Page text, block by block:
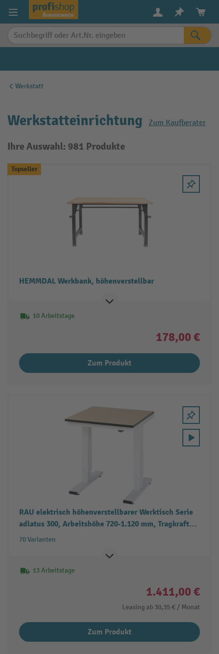
springen
Werkstatt
Werkstatteinrichtung Zum Kaufberater
Ihre Auswahl: 981 Produkte
Topseller
HEMMDAL Werkbank, höhenverstellbar
10 Arbeitstage
178,00 €
Zum Produkt
RAU elektrisch höhenverstellbarer Werktisch Serie
adlatus 300, Arbeitshöhe 720-1.120 mm, Tragkraft
300 kg
70 Varianten
13 Arbeitstage
1.411,00 €
Leasing ab 30,35 € / Monat
Zum Produkt